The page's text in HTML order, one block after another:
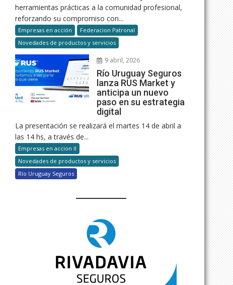
herramientas prácticas a la comunidad profesional,
reforzando su compromiso con...
Empresas en acción
Federacion Patronal
Novedades de productos y servicios
9 abril, 2026
Río Uruguay Seguros
lanza RUS Market y
anticipa un nuevo
paso en su estrategia
digital
La presentación se realizará el martes 14 de abril a
las 14 hs, a través de...
Empresas en accion II
Novedades de productos y servicios
Río Uruguay Seguros